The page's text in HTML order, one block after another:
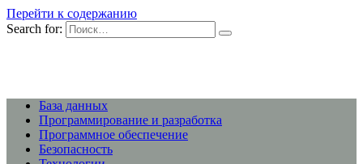
Перейти к содержанию
Search for:
База данных
Программирование и разработка
Программное обеспечение
Безопасность